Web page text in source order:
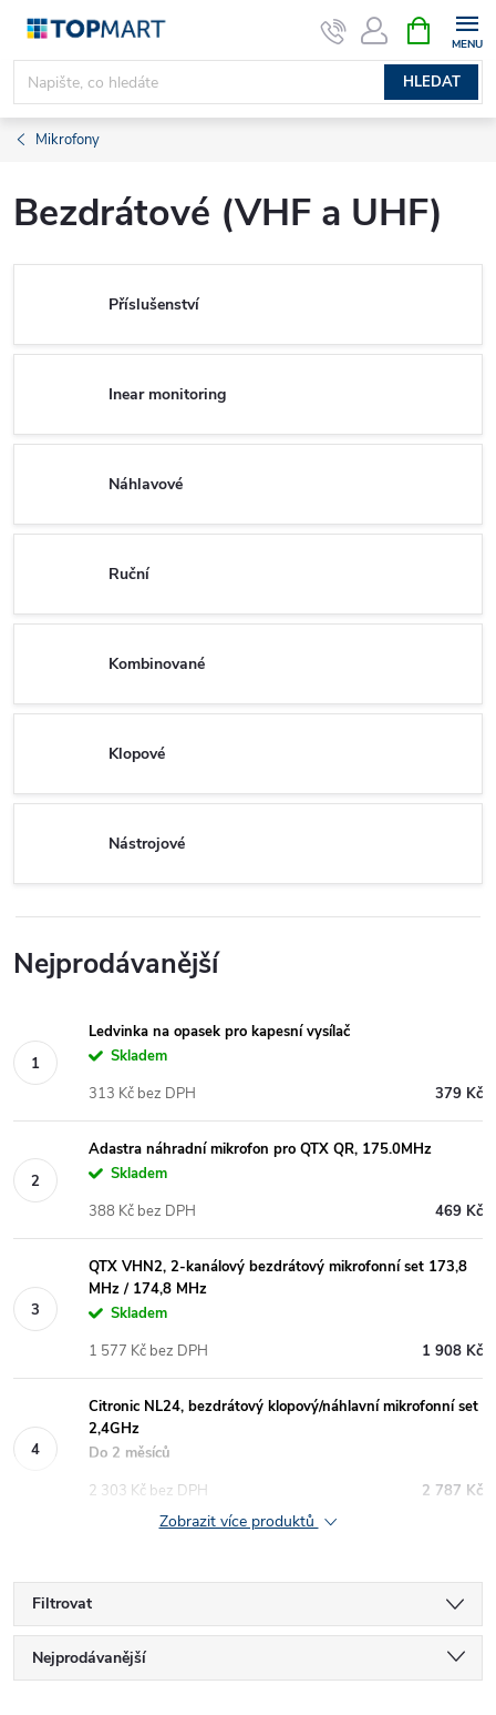
Přejít
obsah
HLEDAT
NÁKUPNÍ
KOŠÍK
Mikrofony
Bezdrátové (VHF a UHF)
Příslušenství
Inear monitoring
Náhlavové
Ruční
Kombinované
Klopové
Nástrojové
Nejprodávanější
Ledvinka na opasek pro kapesní vysílač
Skladem
379 Kč
313 Kč bez DPH
Adastra náhradní mikrofon pro QTX QR, 175.0MHz
Skladem
469 Kč
388 Kč bez DPH
QTX VHN2, 2-kanálový bezdrátový mikrofonní set 173,8
MHz / 174,8 MHz
Skladem
1 908 Kč
1 577 Kč bez DPH
Citronic NL24, bezdrátový klopový/náhlavní mikrofonní set
2,4GHz
Do 2 měsíců
2 787 Kč
2 303 Kč bez DPH
Zobrazit více produktů
Filtrovat
Ř
Nejprodávanější